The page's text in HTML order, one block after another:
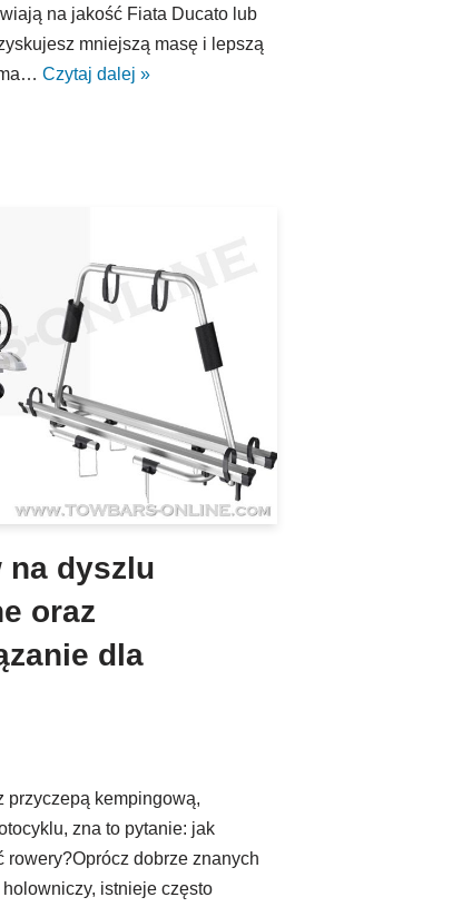
na jakość Fiata Ducato lub
mniejszą masę i lepszą
Czytaj dalej »
na dyszlu
oraz
dla
przyczepą kempingową,
zna to pytanie: jak
dobrze znanych
istnieje często